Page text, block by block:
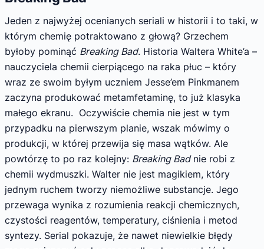
Jeden z najwyżej ocenianych seriali w historii i to taki, w
którym chemię potraktowano z głową? Grzechem
byłoby pominąć Breaking Bad. Historia Waltera White’a –
nauczyciela chemii cierpiącego na raka płuc – który
wraz ze swoim byłym uczniem Jesse’em Pinkmanem
zaczyna produkować metamfetaminę, to już klasyka
małego ekranu. Oczywiście chemia nie jest w tym
przypadku na pierwszym planie, wszak mówimy o
produkcji, w której przewija się masa wątków. Ale
powtórzę to po raz kolejny: Breaking Badnie robi z
chemii wydmuszki. Walter nie jest magikiem, który
jednym ruchem tworzy niemożliwe substancje. Jego
przewaga wynika z rozumienia reakcji chemicznych,
czystości reagentów, temperatury, ciśnienia i metod
syntezy. Serial pokazuje, że nawet niewielkie błędy